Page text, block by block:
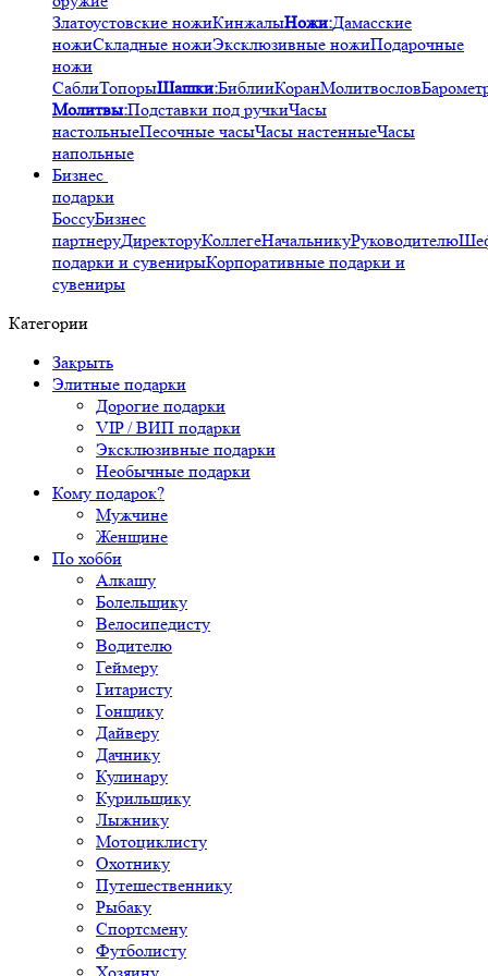
Златоустовские ножиКинжалыНожи:Дамасские
ножиСкладные ножиЭксклюзивные ножиПодарочные
ножи
СаблиТопорыШашки:БиблииКоранМолитвослов
Молитвы:Подставки под ручкиЧасы
настольныеПесочные часыЧасы настенныеЧасы
напольные
Бизнес
подарки
БоссуБизнес
партнеруДиректоруКоллегеНачальникуРуководителю
подарки и сувенирыКорпоративные подарки и
сувениры
Категории
Закрыть
Элитные подарки
Дорогие подарки
VIP / ВИП подарки
Эксклюзивные подарки
Необычные подарки
Кому подарок?
Мужчине
Женщине
По хобби
Алкашу
Болельщику
Велосипедисту
Водителю
Геймеру
Гитаристу
Гонщику
Дайверу
Дачнику
Кулинару
Курильщику
Лыжнику
Мотоциклисту
Охотнику
Путешественнику
Рыбаку
Спортсмену
Футболисту